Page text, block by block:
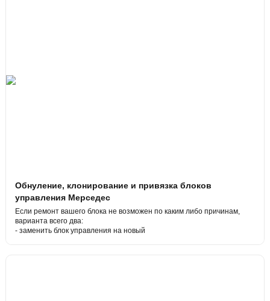
Обнуление, клонирование и привязка блоков
управления Мерседес
Если ремонт вашего блока не возможен по каким либо причинам,
варианта всего два:
- заменить блок управления на новый